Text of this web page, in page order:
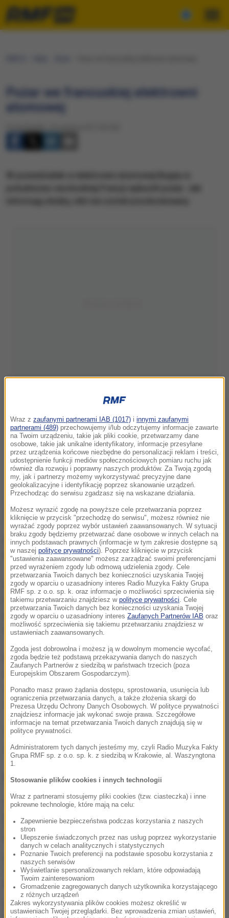
Pożar we francuskiej elektrowni
atomowej
Elektrownia atomowa Bugey znajduje się 35
kilometrów na wschód od Lyonu.
Pożar wybuchł na dachu sąsiadującego z reaktorem
nr 5 budynku urządzeń pomocniczych, gdzie
prowadzono prace spawalnicze. Jego gaszenie
trwało około dwóch godzin.
Francuski państwowy Instytut Ochrony
Radiologicznej i Bezpieczeństwa Nuklearnego (IRSN)
oświadczył, że czujniki nie wykryły jakiegokolwiek
wzrostu poziomu promieniowania.
(mn)
Źródło: PAP
NAJWAŻNIEJSZE FAKTY
Kaszel i pieczenie oczu po
Tajemniczy incydent na
Słowacji
Polski turysta nie żyje.
Tragiczny wypadek w
Pirenejach
Samodzielnie, drodzy
uczniowie. Oto sposób
Wraz z zaufanymi partnerami IAB (1017) i innymi zaufanymi
partnerami (489) przechowujemy i/lub odczytujemy informacje zawarte
na Twoim urządzeniu, takie jak pliki cookie, przetwarzamy dane
osobowe, takie jak unikalne identyfikatory, informacje przesyłane
przez urządzenia końcowe niezbędne do personalizacji reklam i treści,
udostępnienie funkcji mediów społecznościowych pomiaru ruchu jak
również dla rozwoju i poprawny naszych produktów. Za Twoją zgodą
my, jak i partnerzy możemy wykorzystywać precyzyjne dane
geolokalizacyjne i identyfikację poprzez skanowanie urządzeń.
Przechodząc do serwisu zgadzasz się na wskazane działania.
Możesz wyrazić zgodę na powyższe cele przetwarzania poprzez
kliknięcie w przycisk "przechodzę do serwisu", możesz również nie
wyrażać zgody poprzez wybór ustawień zaawansowanych. W sytuacji
braku zgody będziemy przetwarzać dane osobowe w innych celach na
innych podstawach prawnych (informacje w tym zakresie dostępne są
w naszej polityce prywatności). Poprzez kliknięcie w przycisk
"ustawienia zaawansowane" możesz zarządzać swoimi preferencjami
przed wyrażeniem zgody lub odmową udzielenia zgody. Cele
przetwarzania Twoich danych bez konieczności uzyskania Twojej
zgody w oparciu o uzasadniony interes Radio Muzyka Fakty Grupa
RMF sp. z o.o. sp. k. oraz informacje o możliwości sprzeciwienia się
takiemu przetwarzaniu znajdziesz w polityce prywatności. Cele
przetwarzania Twoich danych bez konieczności uzyskania Twojej
zgody w oparciu o uzasadniony interes Zaufanych Partnerów IAB oraz
możliwość sprzeciwienia się takiemu przetwarzaniu znajdziesz w
ustawieniach zaawansowanych.
Zgoda jest dobrowolna i możesz ją w dowolnym momencie wycofać,
zgoda będzie też podstawą przekazywania danych do naszych
Zaufanych Partnerów z siedzibą w państwach trzecich (poza
Europejskim Obszarem Gospodarczym).
Ponadto masz prawo żądania dostępu, sprostowania, usunięcia lub
ograniczenia przetwarzania danych, a także złożenia skargi do
Prezesa Urzędu Ochrony Danych Osobowych. W polityce prywatności
znajdziesz informacje jak wykonać swoje prawa. Szczegółowe
informacje na temat przetwarzania Twoich danych znajdują się w
polityce prywatności.
Administratorem tych danych jesteśmy my, czyli Radio Muzyka Fakty
Grupa RMF sp. z o.o. sp. k. z siedzibą w Krakowie, al. Waszyngtona
1.
Stosowanie plików cookies i innych technologii
Wraz z partnerami stosujemy pliki cookies (tzw. ciasteczka) i inne
pokrewne technologie, które mają na celu:
Zapewnienie bezpieczeństwa podczas korzystania z naszych
stron
Ulepszenie świadczonych przez nas usług poprzez wykorzystanie
danych w celach analitycznych i statystycznych
Poznanie Twoich preferencji na podstawie sposobu korzystania z
naszych serwisów
Wyświetlanie spersonalizowanych reklam, które odpowiadają
Twoim zainteresowaniom
Gromadzenie zagregowanych danych użytkownika korzystającego
z różnych urządzeń
Zakres wykorzystywania plików cookies możesz określić w
ustawieniach Twojej przeglądarki. Bez wprowadzenia zmian ustawień,